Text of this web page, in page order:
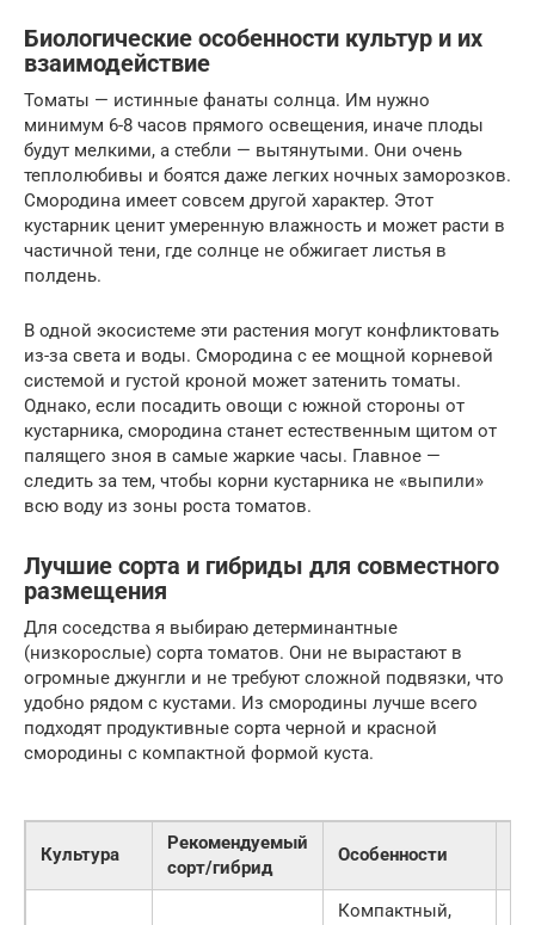
Биологические особенности культур и их
взаимодействие
Томаты — истинные фанаты солнца. Им нужно
минимум 6-8 часов прямого освещения, иначе плоды
будут мелкими, а стебли — вытянутыми. Они очень
теплолюбивы и боятся даже легких ночных заморозков.
Смородина имеет совсем другой характер. Этот
кустарник ценит умеренную влажность и может расти в
частичной тени, где солнце не обжигает листья в
полдень.
В одной экосистеме эти растения могут конфликтовать
из-за света и воды. Смородина с ее мощной корневой
системой и густой кроной может затенить томаты.
Однако, если посадить овощи с южной стороны от
кустарника, смородина станет естественным щитом от
палящего зноя в самые жаркие часы. Главное —
следить за тем, чтобы корни кустарника не «выпили»
всю воду из зоны роста томатов.
Лучшие сорта и гибриды для совместного
размещения
Для соседства я выбираю детерминантные
(низкорослые) сорта томатов. Они не вырастают в
огромные джунгли и не требуют сложной подвязки, что
удобно рядом с кустами. Из смородины лучше всего
подходят продуктивные сорта черной и красной
смородины с компактной формой куста.
Культура
Рекомендуемый
сорт/гибрид
Особенности
Компактный,